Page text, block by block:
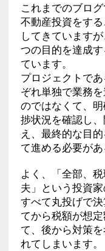
これまでのブロ
不動産投資をす
してきています
つの目的を達成
ています。
プロジェクトで
ぞれ単独で業務
のではなくて、
捗状況を確認し
え、最終的な目
て進める必要があ
よく、「全部、
夫」という投資家
すべて丸投げで
てから税額が想
て、後から対策
れてしまいます。